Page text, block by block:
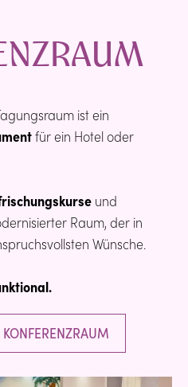
ist ein
für ein Hotel oder
und
Raum, der in
Wünsche.